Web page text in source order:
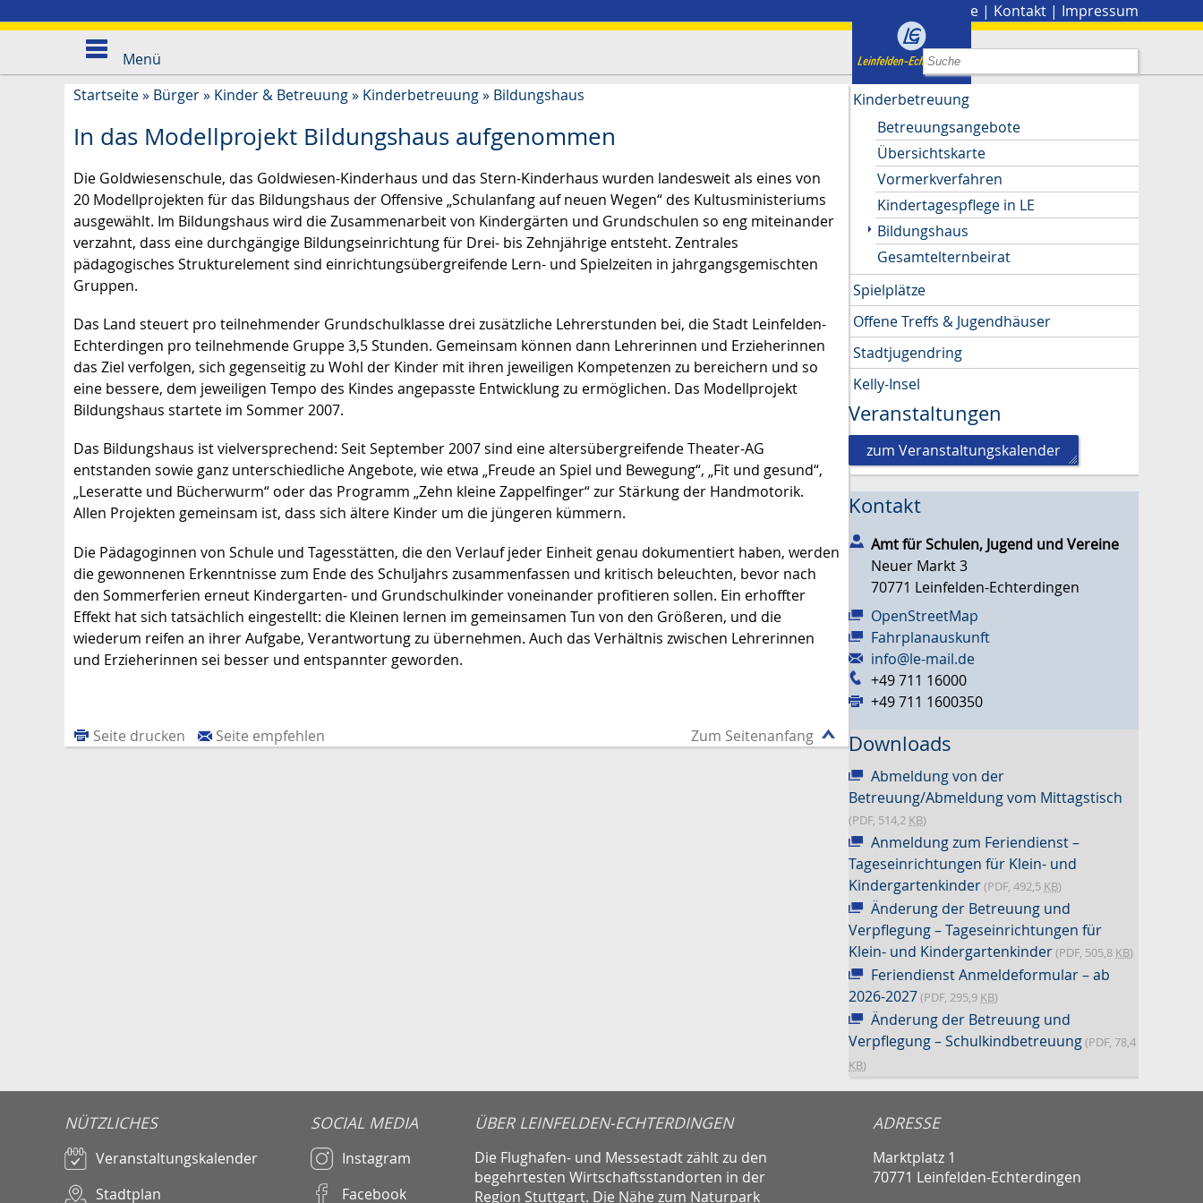
Presse | Kontakt | Impressum
Menü
Startseite» Bürger» Kinder & Betreuung» Kinderbetreuung» Bildungshaus
In das Modellprojekt Bildungshaus aufgenommen
Die Goldwiesenschule, das Goldwiesen-Kinderhaus und das Stern-Kinderhaus wurden landesweit als eines von
20 Modellprojekten für das Bildungshaus der Offensive „Schulanfang auf neuen Wegen“ des Kultusministeriums
ausgewählt. Im Bildungshaus wird die Zusammenarbeit von Kindergärten und Grundschulen so eng miteinander
verzahnt, dass eine durchgängige Bildungseinrichtung für Drei- bis Zehnjährige entsteht. Zentrales
pädagogisches Strukturelement sind einrichtungsübergreifende Lern- und Spielzeiten in jahrgangsgemischten
Gruppen.
Das Land steuert pro teilnehmender Grundschulklasse drei zusätzliche Lehrerstunden bei, die Stadt Leinfelden-
Echterdingen pro teilnehmende Gruppe 3,5 Stunden. Gemeinsam können dann Lehrerinnen und Erzieherinnen
das Ziel verfolgen, sich gegenseitig zu Wohl der Kinder mit ihren jeweiligen Kompetenzen zu bereichern und so
eine bessere, dem jeweiligen Tempo des Kindes angepasste Entwicklung zu ermöglichen. Das Modellprojekt
Bildungshaus startete im Sommer 2007.
Das Bildungshaus ist vielversprechend: Seit September 2007 sind eine altersübergreifende Theater-AG
entstanden sowie ganz unterschiedliche Angebote, wie etwa „Freude an Spiel und Bewegung“, „Fit und gesund“,
„Leseratte und Bücherwurm“ oder das Programm „Zehn kleine Zappelfinger“ zur Stärkung der Handmotorik.
Allen Projekten gemeinsam ist, dass sich ältere Kinder um die jüngeren kümmern.
Die Pädagoginnen von Schule und Tagesstätten, die den Verlauf jeder Einheit genau dokumentiert haben, werden
die gewonnenen Erkenntnisse zum Ende des Schuljahrs zusammenfassen und kritisch beleuchten, bevor nach
den Sommerferien erneut Kindergarten- und Grundschulkinder voneinander profitieren sollen. Ein erhoffter
Effekt hat sich tatsächlich eingestellt: die Kleinen lernen im gemeinsamen Tun von den Größeren, und die
wiederum reifen an ihrer Aufgabe, Verantwortung zu übernehmen. Auch das Verhältnis zwischen Lehrerinnen
und Erzieherinnen sei besser und entspannter geworden.
Zum Seitenanfang
Seite drucken Seite empfehlen
Kinderbetreuung
Betreuungsangebote
Übersichtskarte
Vormerkverfahren
Kindertagespflege in LE
Bildungshaus
Gesamtelternbeirat
Spielplätze
Offene Treffs & Jugendhäuser
Stadtjugendring
Kelly-Insel
Veranstaltungen
zum Veranstaltungskalender
Kontakt
Amt für Schulen, Jugend und Vereine
Neuer Markt 3
70771 Leinfelden-Echterdingen
OpenStreetMap
Fahrplanauskunft
info@le-mail.de
+49 711 16000
+49 711 1600350
Downloads
Abmeldung von der
Betreuung/Abmeldung vom Mittagstisch
(PDF, 514,2 KB)
Anmeldung zum Feriendienst –
Tageseinrichtungen für Klein- und
Kindergartenkinder(PDF, 492,5 KB)
Änderung der Betreuung und
Verpflegung – Tageseinrichtungen für
Klein- und Kindergartenkinder(PDF, 505,8 KB)
Feriendienst Anmeldeformular – ab
2026-2027(PDF, 295,9 KB)
Änderung der Betreuung und
Verpflegung – Schulkindbetreuung(PDF, 78,4
KB)
NÜTZLICHES
Veranstaltungskalender
Stadtplan
SOCIAL MEDIA
Instagram
Facebook
ÜBER LEINFELDEN-ECHTERDINGEN
Die Flughafen- und Messestadt zählt zu den
begehrtesten Wirtschaftsstandorten in der
Region Stuttgart. Die Nähe zum Naturpark
ADRESSE
Marktplatz 1
70771 Leinfelden-Echterdingen